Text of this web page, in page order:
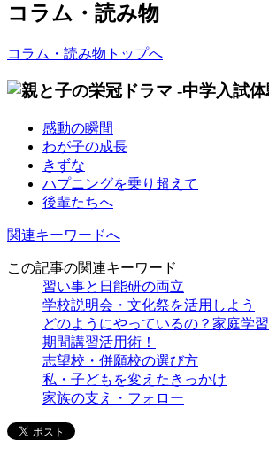
コラム・読み物
コラム・読み物トップへ
感動の瞬間
わが子の成長
きずな
ハプニングを乗り超えて
後輩たちへ
関連キーワードへ
この記事の関連キーワード
習い事と日能研の両立
学校説明会・文化祭を活用しよう
どのようにやっているの？家庭学習
期間講習活用術！
志望校・併願校の選び方
私・子どもを変えたきっかけ
家族の支え・フォロー